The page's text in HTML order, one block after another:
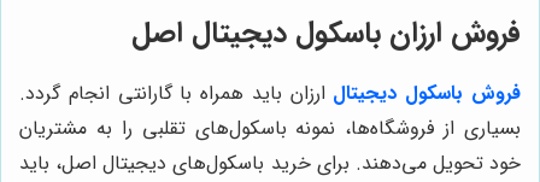
ارزان باسکول دیجیتال اصل
باسکول دیجیتالارزان باید همراه با گارانتی انجام گردد.
از فروشگاه‌ها، نمونه باسکول‌های تقلبی را به مشتریان
تحویل می‌دهند. برای خرید باسکول‌های دیجیتال اصل، باید